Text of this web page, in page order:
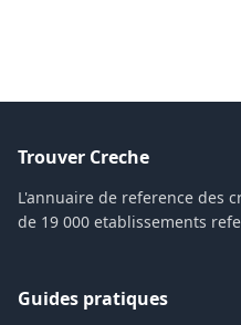
Trouver Creche
L'annuaire de reference des
de 19 000 etablissements
Guides pratiques